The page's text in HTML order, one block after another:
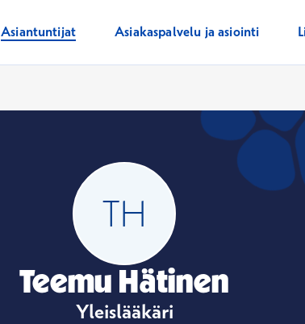
Asiantuntijat Asiakaspalvelu ja asiointi
Teemu Hätinen
Yleislääkäri